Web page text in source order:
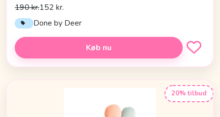
190 kr.152 kr.
Done by Deer
Køb nu
20% tilbud